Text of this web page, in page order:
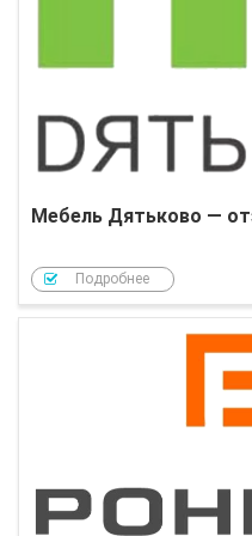
Мебель Дятьково —
Подробнее